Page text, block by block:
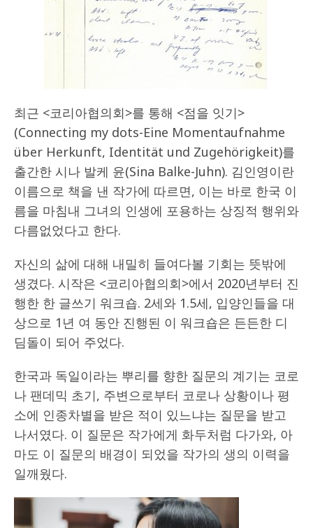
최근 <코리아협의회>를 통해 <점을 잇기>
(Connecting my dots-Eine Momentaufnahme
über Herkunft, Identität und Zugehörigkeit)를
출간한 시나 발케 윤(Sina Balke-Juhn). 김인영이란
이름으로 책을 낸 작가에 따르면, 이는 바로 한국 이
름을 마침내 그녀의 인생에 포용하는 상징적 행위와
다름없었다고 한다.
자신의 삶에 대해 내밀히 들여다볼 기회는 뜻밖에
생겼다. 시작은 <코리아협의회>에서 2020년부터 진
행한 한 글쓰기 워크숍. 2세와 1.5세, 입양인들을 대
상으로 1년 여 동안 진행된 이 워크숍은 든든한 디
딤돌이 되어 주었다.
한국과 독일이라는 뿌리를 향한 질문의 계기는 코로
나 팬데믹 초기, 주변으로부터 코로나 상황이나 평
소에 인종차별을 받은 적이 있느냐는 질문을 받고
나서였다. 이 질문은 작가에게 화두처럼 다가와, 아
마도 이 질문의 배경이 되었을 작가의 생의 이력을
일깨웠다.